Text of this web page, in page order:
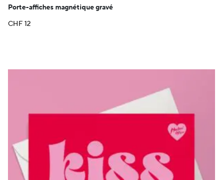
Porte-affiches magnétique gravé
CHF12